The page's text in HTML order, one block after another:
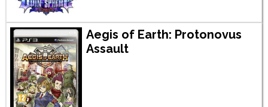
Aegis of Earth: Protonovus
Assault